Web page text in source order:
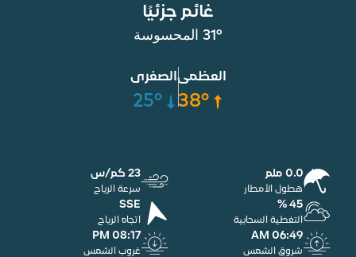
غائم جزئيًا
31° المحسوسة
العظمى
38°
الصغرى
25°
0.0 ملم
هطول الأمطار
23 كم/س
سرعة الرياح
45 %
التغطية السحابية
SSE
اتجاه الرياح
06:49 AM
شروق الشمس
08:17 PM
غروب الشمس